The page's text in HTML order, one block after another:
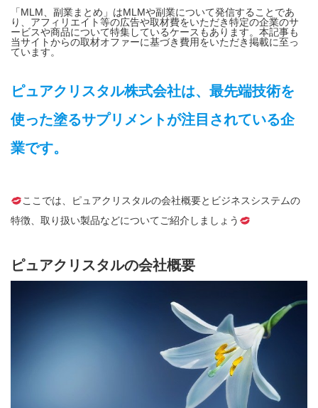
「MLM、副業まとめ」はMLMや副業について発信することであ
り、アフィリエイト等の広告や取材費をいただき特定の企業のサ
ービスや商品について特集しているケースもあります。本記事も
当サイトからの取材オファーに基づき費用をいただき掲載に至っ
ています。
ピュアクリスタル株式会社は、最先端技術を
使った塗るサプリメントが注目されている企
業です。
ここでは、ピュアクリスタルの会社概要とビジネスシステムの
特徴、取り扱い製品などについてご紹介しましょう
ピュアクリスタルの会社概要